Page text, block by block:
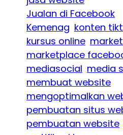
Jualan di Facebook
Kemenag konten
kursus online
marketplace
mediasocial media
membuat website
mengoptimalkan
pembuatan situs
pembuatan website